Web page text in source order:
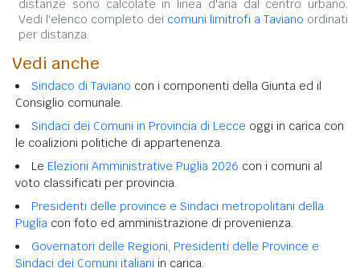
distanze sono calcolate in linea d'aria dal centro urbano.
Vedi l'elenco completo dei comuni limitrofi a Taviano ordinati
per distanza.
Vedi anche
Sindaco di Taviano con i componenti della Giunta ed il
Consiglio comunale.
Sindaci dei Comuni in Provincia di Lecce oggi in carica con
le coalizioni politiche di appartenenza.
Le Elezioni Amministrative Puglia 2026 con i comuni al
voto classificati per provincia.
Presidenti delle province e Sindaci metropolitani della
Puglia con foto ed amministrazione di provenienza.
Governatori delle Regioni, Presidenti delle Province e
Sindaci dei Comuni italiani in carica.